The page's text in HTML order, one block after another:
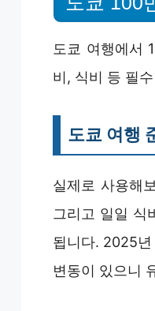
도쿄 여행에서
비, 식비 등 필
도쿄 여행
실제로 사용해
그리고 일일 식
됩니다. 2025
변동이 있으니